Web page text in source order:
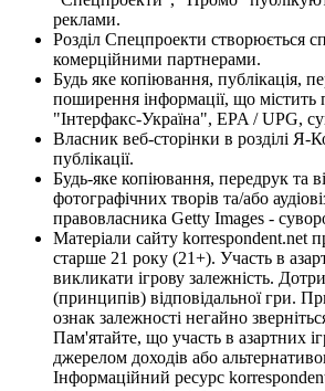
реклами.
Розділ Спецпроекти створюється
комерційними партнерами.
Будь яке копіювання, публікація,
поширення інформації, що містить
"Інтерфакс-Україна", EPA / UPG,
Власник веб-сторінки в розділі Я-
публікації.
Будь-яке копіювання, передрук та
фотографічних творів та/або
правовласника Getty Images -
Матеріали сайту korrespondent.net
старше 21 року (21+). Участь в
викликати ігрову залежність.
(принципів) відповідальної гри.
ознак залежності негайно
Пам'ятайте, що участь в азартних
джерелом доходів або
Інформаційний ресурс